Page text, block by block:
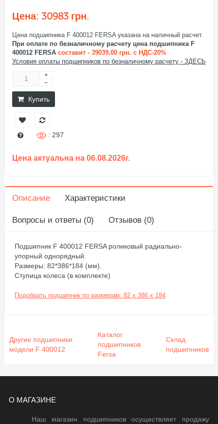
Цена: 30983 грн.
Цена подшипника F 400012 FERSA указана на наличный расчет.
При оплате по безналичному расчету цена подшипника F
400012 FERSA составит - 39039,00 грн. с НДС-20%
Условия оплаты подшипников по безналичному расчету - ЗДЕСЬ
Купить
: 297
Цена актуальна на 06.08.2026г.
Описание Характеристики
Вопросы и ответы (0) Отзывов (0)
Подшипник F 400012 FERSA роликовый радиально-
упорный однорядный.
Размеры: 82*386*184 (мм).
Ступица колеса (в комплекте)
Подобрать подшипник по размерам: 82 x 386 x 184
Другие подшипники
модели F 400012
Каталог
подшипников
Fersa
Склад
подшипников
О МАГАЗИНЕ
Наш магазин подшипников осуществляет продажу